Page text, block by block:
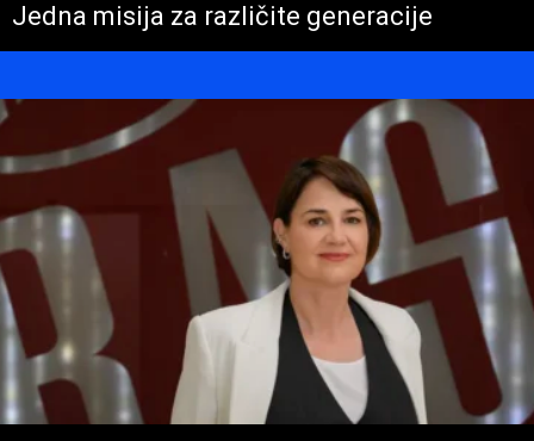
Jedna misija za različite generacije